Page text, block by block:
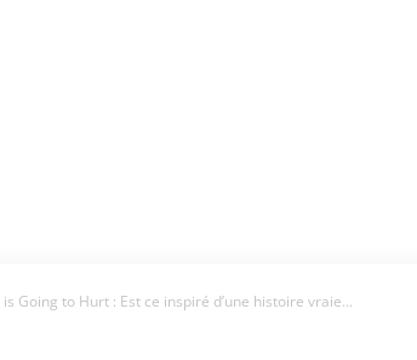
is Going to Hurt : Est ce inspiré d’une histoire vraie...